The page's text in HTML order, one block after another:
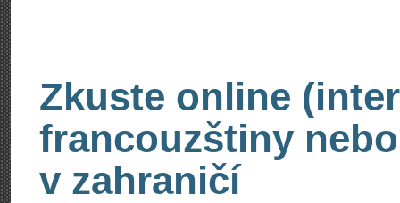
Zkuste online
francouzštiny
v zahraničí